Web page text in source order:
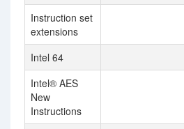
Instruction set
extensions
Intel 64
Intel® AES
New
Instructions